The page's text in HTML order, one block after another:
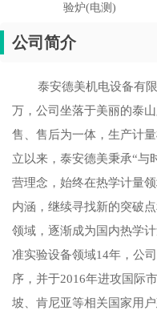
验炉(电测)
公司简介
泰安德美机电设备有限
万，公司坐落于美丽的泰
售、售后为一体，生产计
立以来，泰安德美秉承“与
营理念，始终在热学计量
内涵，继续寻找新的突破
领域，逐渐成为国内热学
准实验设备领域14年，公
序，并于2016年进攻国际
坡、肯尼亚等相关国家用